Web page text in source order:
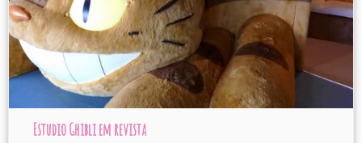
Estudio Ghibli em revista